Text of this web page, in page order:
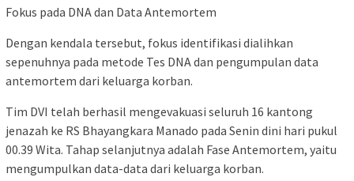
​Fokus pada DNA dan Data Antemortem
​Dengan kendala tersebut, fokus identifikasi dialihkan
sepenuhnya pada metode Tes DNA dan pengumpulan data
antemortem dari keluarga korban.
​Tim DVI telah berhasil mengevakuasi seluruh 16 kantong
jenazah ke RS Bhayangkara Manado pada Senin dini hari pukul
00.39 Wita. Tahap selanjutnya adalah Fase Antemortem, yaitu
mengumpulkan data-data dari keluarga korban.